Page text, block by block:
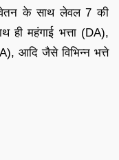
के साथ लेवल 7 की
महंगाई भत्ता (DA),
आदि जैसे विभिन्न भत्ते